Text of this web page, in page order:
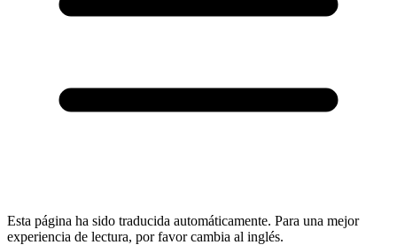
Esta página ha sido traducida automáticamente. Para una mejor
experiencia de lectura, por favor cambia al inglés.